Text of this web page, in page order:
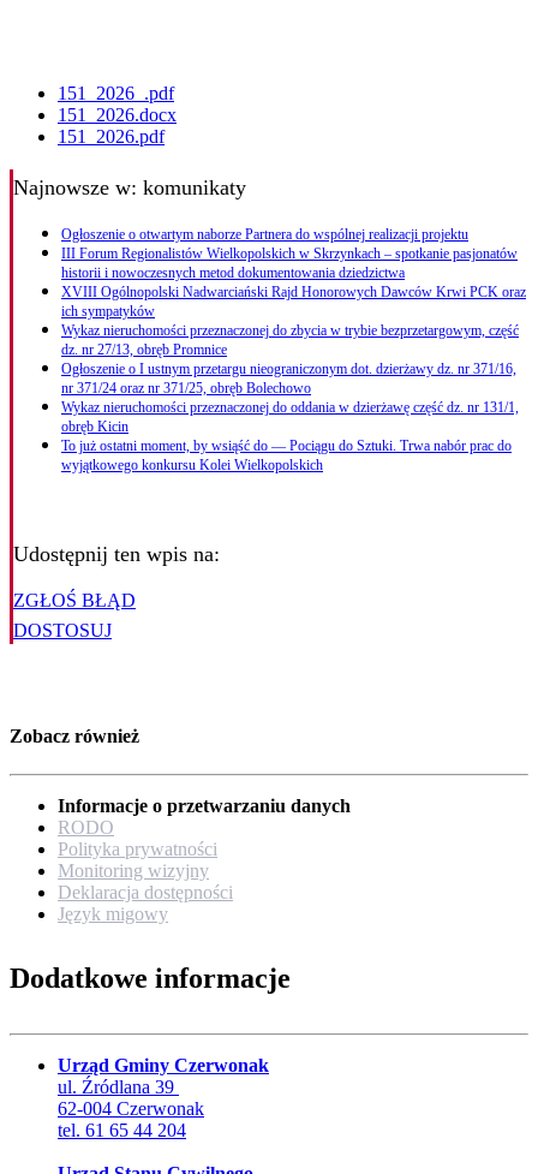
151_2026_.pdf
151_2026.docx
151_2026.pdf
Najnowsze w: komunikaty
Ogłoszenie o otwartym naborze Partnera do wspólnej realizacji projektu
III Forum Regionalistów Wielkopolskich w Skrzynkach – spotkanie pasjonatów
historii i nowoczesnych metod dokumentowania dziedzictwa
XVIII Ogólnopolski Nadwarciański Rajd Honorowych Dawców Krwi PCK oraz
ich sympatyków
Wykaz nieruchomości przeznaczonej do zbycia w trybie bezprzetargowym, część
dz. nr 27/13, obręb Promnice
Ogłoszenie o I ustnym przetargu nieograniczonym dot. dzierżawy dz. nr 371/16,
nr 371/24 oraz nr 371/25, obręb Bolechowo
Wykaz nieruchomości przeznaczonej do oddania w dzierżawę część dz. nr 131/1,
obręb Kicin
To już ostatni moment, by wsiąść do — Pociągu do Sztuki. Trwa nabór prac do
wyjątkowego konkursu Kolei Wielkopolskich
Udostępnij ten wpis na:
ZGŁOŚ BŁĄD
DOSTOSUJ
Zobacz również
Informacje o przetwarzaniu danych
RODO
Polityka prywatności
Monitoring wizyjny
Deklaracja dostępności
Język migowy
Dodatkowe informacje
Urząd Gminy Czerwonak
ul. Źródlana 39
62-004 Czerwonak
tel. 61 65 44 204